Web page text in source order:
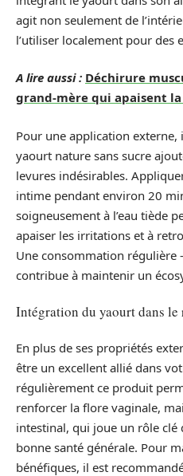
agit non seulement de
l’utiliser localement pour des
A lire aussi : Déchirure
grand-mère qui apaisent
Pour une application externe,
yaourt nature sans sucre
levures indésirables.
intime pendant environ 20
soigneusement à l’eau tiède
apaiser les irritations et à
Une consommation
contribue à maintenir un
Intégration du yaourt dans
En plus de ses propriétés
être un excellent allié dans
régulièrement ce produit
renforcer la flore vaginale,
intestinal, qui joue un rôle clé
bonne santé générale. Pour
bénéfiques, il est